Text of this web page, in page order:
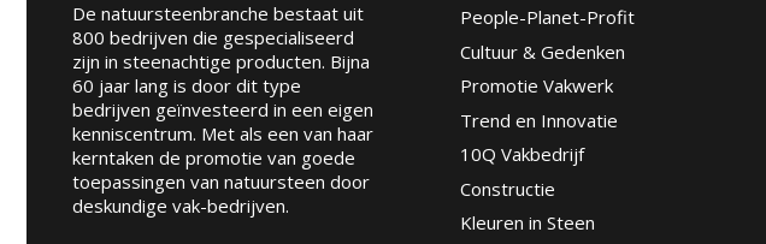
De natuursteenbranche bestaat uit
800 bedrijven die gespecialiseerd
zijn in steenachtige producten. Bijna
60 jaar lang is door dit type
bedrijven geïnvesteerd in een eigen
kenniscentrum. Met als een van haar
kerntaken de promotie van goede
toepassingen van natuursteen door
deskundige vak-bedrijven.
People-Planet-Profit
Cultuur & Gedenken
Promotie Vakwerk
Trend en Innovatie
10Q Vakbedrijf
Constructie
Kleuren in Steen